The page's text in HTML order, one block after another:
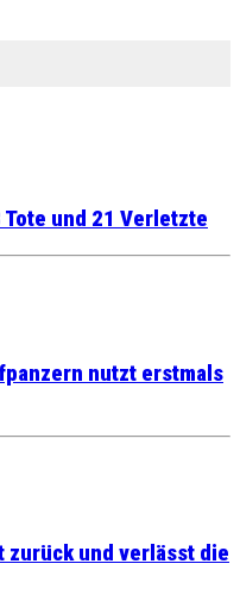
und 21 Verletzte
nutzt erstmals
und verlässt die